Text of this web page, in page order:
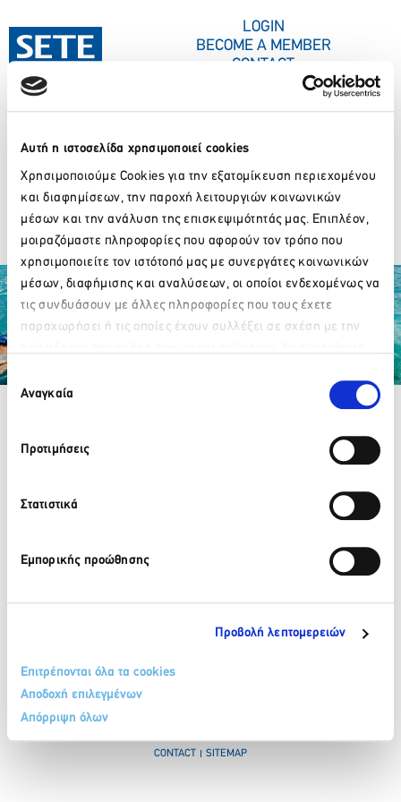
Αυτή η ιστοσελίδα χρησιμοποιεί cookies
Χρησιμοποιούμε Cookies για την εξατομίκευση περιεχομένου
και διαφημίσεων, την παροχή λειτουργιών κοινωνικών
μέσων και την ανάλυση της επισκεψιμότητάς μας. Επιπλέον,
μοιραζόμαστε πληροφορίες που αφορούν τον τρόπο που
χρησιμοποιείτε τον ιστότοπό μας με συνεργάτες κοινωνικών
μέσων, διαφήμισης και αναλύσεων, οι οποίοι ενδεχομένως να
τις συνδυάσουν με άλλες πληροφορίες που τους έχετε
παραχωρήσει ή τις οποίες έχουν συλλέξει σε σχέση με την
των Cookies μας.
Επιλογή
συγκατάθεσης
Αναγκαία
Προτιμήσεις
Στατιστικά
Εμπορικής προώθησης
Προβολή λεπτομερειών
Επιτρέπονται όλα τα cookies
Αποδοχή επιλεγμένων
Απόρριψη όλων
LOGIN
BECOME A MEMBER
CONTACT
HELLENIC SUN
EDITIONS
info@sete.gr
Register in our newsletter
CONTACT
SITEMAP